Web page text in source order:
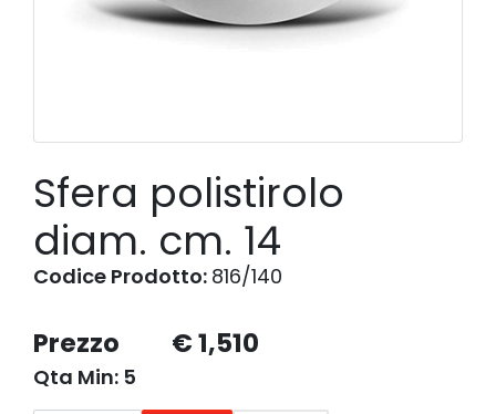
Sfera polistirolo
diam. cm. 14
Codice Prodotto: 816/140
Prezzo € 1,510
Qta Min: 5